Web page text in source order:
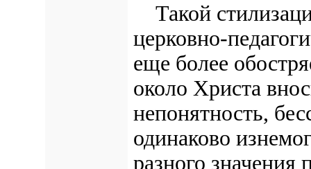
Такой
церковно-
еще более
около Христа
непонятность,
одинаково
разного значения